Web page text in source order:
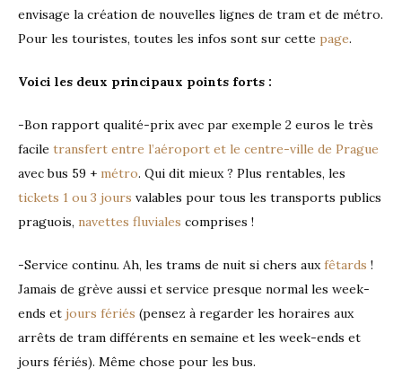
envisage la création de nouvelles lignes de tram et de métro.
Pour les touristes, toutes les infos sont sur cette page.
Voici les deux principaux points forts :
-Bon rapport qualité-prix avec par exemple 2 euros le très
facile transfert entre l’aéroport et le centre-ville de Prague
avec bus 59 + métro. Qui dit mieux ? Plus rentables, les
tickets 1 ou 3 jours valables pour tous les transports publics
praguois, navettes fluviales comprises !
-Service continu. Ah, les trams de nuit si chers auxfêtards !
Jamais de grève aussi et service presque normal les week-
ends et jours fériés (pensez à regarder les horaires aux
arrêts de tram différents en semaine et les week-ends et
jours fériés). Même chose pour les bus.